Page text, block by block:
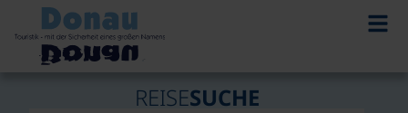
REISESUCHE